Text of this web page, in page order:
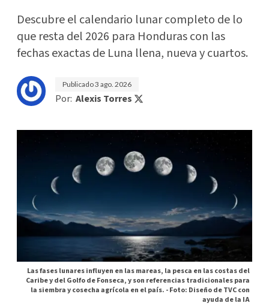
Descubre el calendario lunar completo de lo
que resta del 2026 para Honduras con las
fechas exactas de Luna llena, nueva y cuartos.
Publicado3 ago. 2026
Por: Alexis Torres
Las fases lunares influyen en las mareas, la pesca en las costas del
Caribe y del Golfo de Fonseca, y son referencias tradicionales para
la siembra y cosecha agrícola en el país. -Foto: Diseño de TVC con
ayuda de la IA